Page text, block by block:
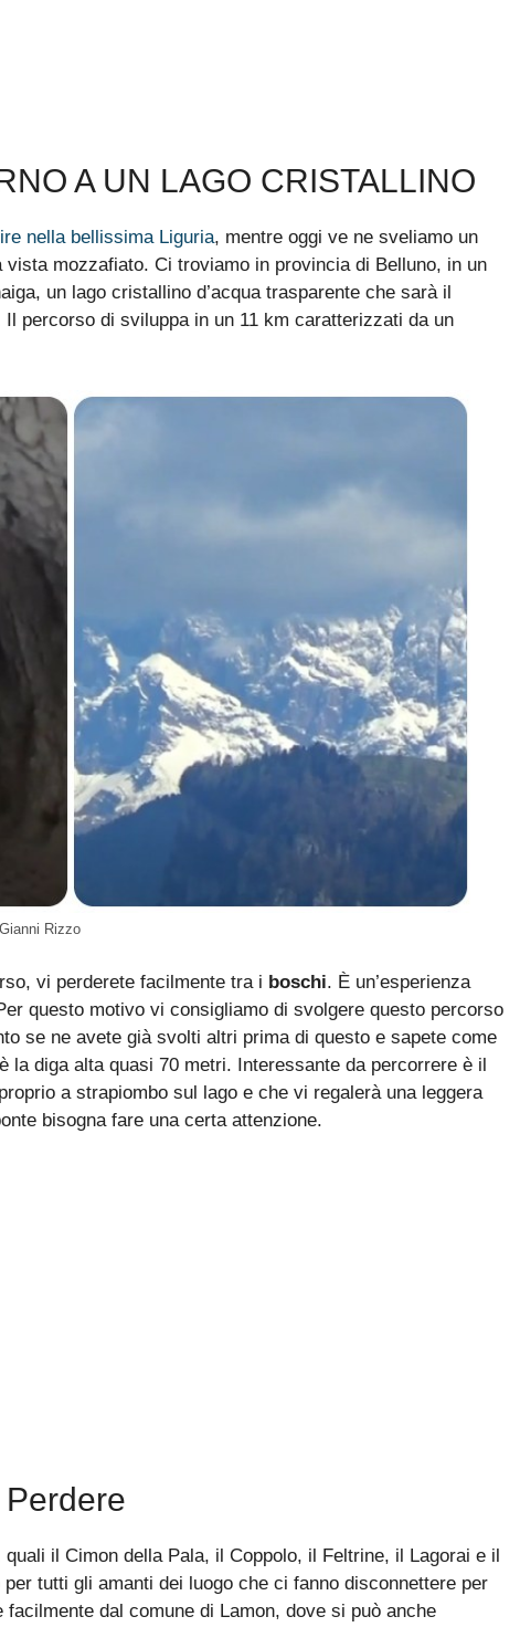
A UN LAGO CRISTALLINO
nella bellissima Liguria, mentre oggi ve ne sveliamo un
mozzafiato. Ci troviamo in provincia di Belluno, in un
un lago cristallino d’acqua trasparente che sarà il
Il percorso di sviluppa in un 11 km caratterizzati da un
Rizzo
vi perderete facilmente tra i boschi. È un’esperienza
questo motivo vi consigliamo di svolgere questo percorso
se ne avete già svolti altri prima di questo e sapete come
la diga alta quasi 70 metri. Interessante da percorrere è il
a strapiombo sul lago e che vi regalerà una leggera
bisogna fare una certa attenzione.
quali il Cimon della Pala, il Coppolo, il Feltrine, il Lagorai e il
tutti gli amanti dei luogo che ci fanno disconnettere per
dal comune di Lamon, dove si può anche